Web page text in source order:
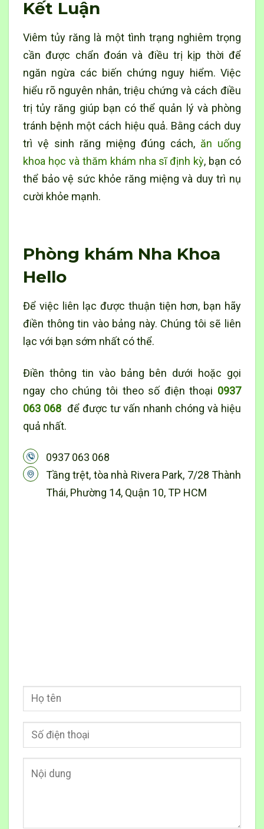
Kết Luận
Viêm tủy răng là một tình trạng nghiêm trọng
cần được chẩn đoán và điều trị kịp thời để
ngăn ngừa các biến chứng nguy hiểm. Việc
hiểu rõ nguyên nhân, triệu chứng và cách điều
trị tủy răng giúp bạn có thể quản lý và phòng
tránh bệnh một cách hiệu quả. Bằng cách duy
trì vệ sinh răng miệng đúng cách, ăn uống
khoa học và thăm khám nha sĩ định kỳ, bạn có
thể bảo vệ sức khỏe răng miệng và duy trì nụ
cười khỏe mạnh.
Phòng khám Nha Khoa
Hello
Để việc liên lạc được thuận tiện hơn, bạn hãy
điền thông tin vào bảng này. Chúng tôi sẽ liên
lạc với bạn sớm nhất có thể.
Điền thông tin vào bảng bên dưới hoặc gọi
ngay cho chúng tôi theo số điện thoại 0937
063 068 để được tư vấn nhanh chóng và hiệu
quả nhất.
0937 063 068
Tầng trệt, tòa nhà Rivera Park, 7/28 Thành
Thái, Phường 14, Quận 10, TP HCM